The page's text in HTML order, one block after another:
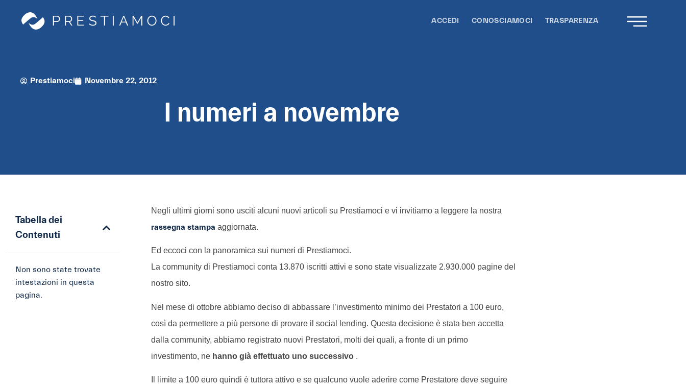
ACCEDI CONOSCIAMOCI TRASPARENZA
Prestiamoci Novembre 22, 2012
I numeri a novembre
Tabella dei
Contenuti
Non sono state trovate
intestazioni in questa
pagina.
Negli ultimi giorni sono usciti alcuni nuovi articoli su Prestiamoci e vi invitiamo a leggere la nostra
rassegna stampaaggiornata.
Ed eccoci con la panoramica sui numeri di Prestiamoci.
La community di Prestiamoci conta 13.870 iscritti attivi e sono state visualizzate 2.930.000 pagine del
nostro sito.
Nel mese di ottobre abbiamo deciso di abbassare l’investimento minimo dei Prestatori a 100 euro,
così da permettere a più persone di provare il social lending. Questa decisione è stata ben accetta
dalla community, abbiamo registrato nuovi Prestatori, molti dei quali, a fronte di un primo
investimento, ne hanno già effettuato uno successivo .
Il limite a 100 euro quindi è tuttora attivo e se qualcuno vuole aderire come Prestatore deve seguire